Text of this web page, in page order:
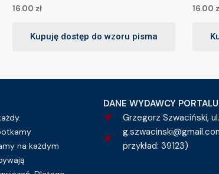
16.00 zł
Kupuję dostęp do wzoru pisma
16.00
na każdym
DANE WYDAWCY
Grzegorz Szwaciński,
przykład: 39123)